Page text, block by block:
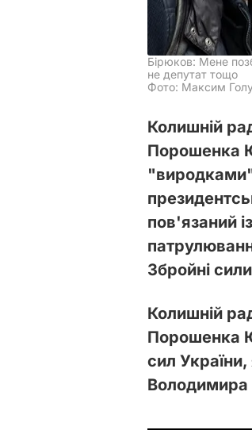
Бірюков: Мене
не депутат тощо
Фото: Максим
Колишній
Порошенка
"виродками"
пов'язаний
Збройні
Колишній
Порошенка
сил
Володимира